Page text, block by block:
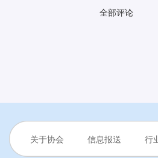
全部评论
关于协会 信息报送 行